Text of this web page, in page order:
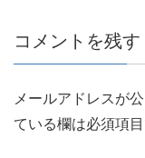
コメントを残す
メールアドレスが
ている欄は必須項